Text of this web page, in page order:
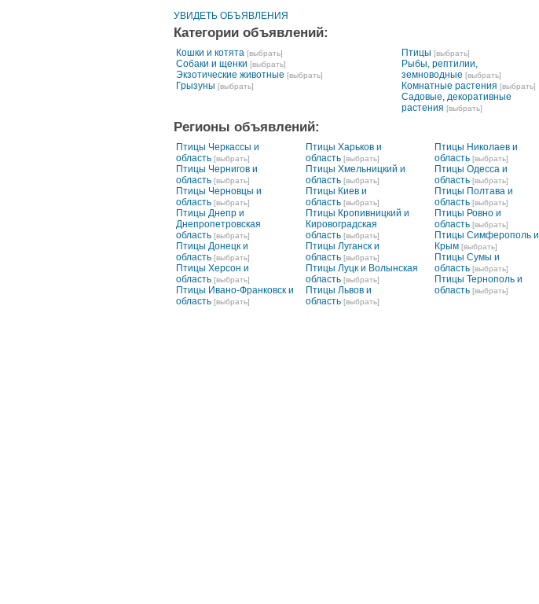
УВИДЕТЬ ОБЪЯВЛЕНИЯ
Категории объявлений:
Кошки и котята [выбрать]
Собаки и щенки [выбрать]
Экзотические животные [выбрать]
Грызуны [выбрать]
Птицы [выбрать]
Рыбы, рептилии,
земноводные [выбрать]
Комнатные растения [выбрать]
Садовые, декоративные
растения [выбрать]
Регионы объявлений:
Птицы Черкассы и
область [выбрать]
Птицы Чернигов и
область [выбрать]
Птицы Черновцы и
область [выбрать]
Птицы Днепр и
Днепропетровская
область [выбрать]
Птицы Донецк и
область [выбрать]
Птицы Херсон и
область [выбрать]
Птицы Ивано-Франковск и
область [выбрать]
Птицы Харьков и
область [выбрать]
Птицы Хмельницкий и
область [выбрать]
Птицы Киев и
область [выбрать]
Птицы Кропивницкий и
Кировоградская
область [выбрать]
Птицы Луганск и
область [выбрать]
Птицы Луцк и Волынская
область [выбрать]
Птицы Львов и
область [выбрать]
Птицы Николаев и
область [выбрать]
Птицы Одесса и
область [выбрать]
Птицы Полтава и
область [выбрать]
Птицы Ровно и
область [выбрать]
Птицы Симферополь и
Крым [выбрать]
Птицы Сумы и
область [выбрать]
Птицы Тернополь и
область [выбрать]